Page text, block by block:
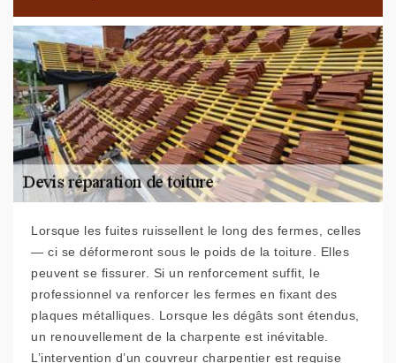
Lorsque les fuites ruissellent le long des fermes, celles
— ci se déformeront sous le poids de la toiture. Elles
peuvent se fissurer. Si un renforcement suffit, le
professionnel va renforcer les fermes en fixant des
plaques métalliques. Lorsque les dégâts sont étendus,
un renouvellement de la charpente est inévitable.
L’intervention d’un couvreur charpentier est requise